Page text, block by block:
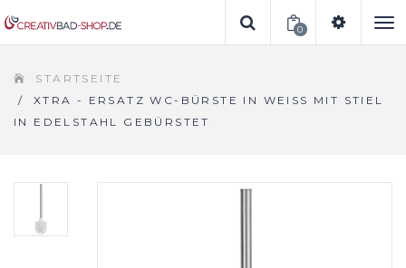
0
STARTSEITE
/
XTRA - ERSATZ WC-BÜRSTE IN WEISS MIT STIEL I
N EDELSTAHL GEBÜRSTET